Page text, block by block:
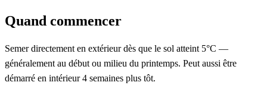
Quand commencer
Semer directement en extérieur dès que le sol atteint 5°C —
généralement au début ou milieu du printemps. Peut aussi être
démarré en intérieur 4 semaines plus tôt.